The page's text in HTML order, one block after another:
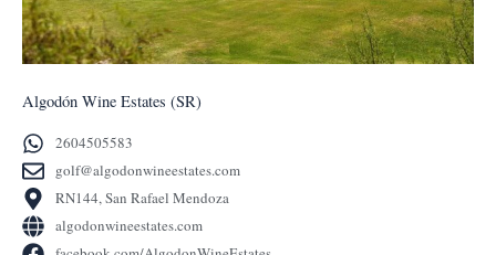
Algodón Wine Estates (SR)
2604505583
golf@algodonwineestates.com
RN144, San Rafael Mendoza
algodonwineestates.com